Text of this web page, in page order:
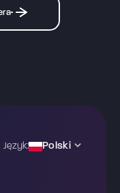
Język: Polski